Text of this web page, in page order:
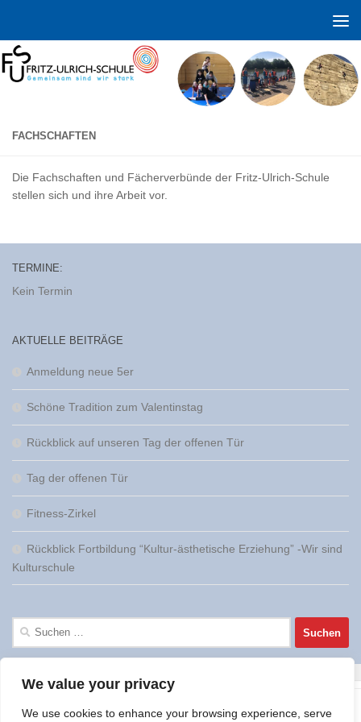
We value your privacy
We use cookies to enhance your browsing experience, serve
FACHSCHAFTEN
Die Fachschaften und Fächerverbünde der Fritz-Ulrich-Schule
stellen sich und ihre Arbeit vor.
TERMINE:
Kein Termin
AKTUELLE BEITRÄGE
Anmeldung neue 5er
Schöne Tradition zum Valentinstag
Rückblick auf unseren Tag der offenen Tür
Tag der offenen Tür
Fitness-Zirkel
Rückblick Fortbildung “Kultur-ästhetische Erziehung” -Wir sind
Kulturschule
Suchen